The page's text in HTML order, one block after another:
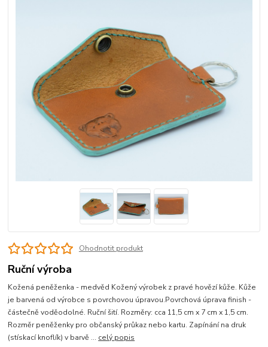
Ohodnotit produkt
Ruční výroba
Kožená peněženka - medvěd Kožený výrobek z pravé hovězí kůže. Kůže
je barvená od výrobce s povrchovou úpravou.Povrchová úprava finish -
částečně voděodolné. Ruční šití. Rozměry: cca 11,5 cm x 7 cm x 1,5 cm.
Rozměr peněženky pro občanský průkaz nebo kartu. Zapínání na druk
(stískací knoflík) v barvě ... celý popis